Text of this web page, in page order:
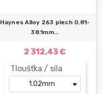
Haynes Alloy 263 plech 0.81-
38.1mm...
2 312,43 €
Tloušťka / síla